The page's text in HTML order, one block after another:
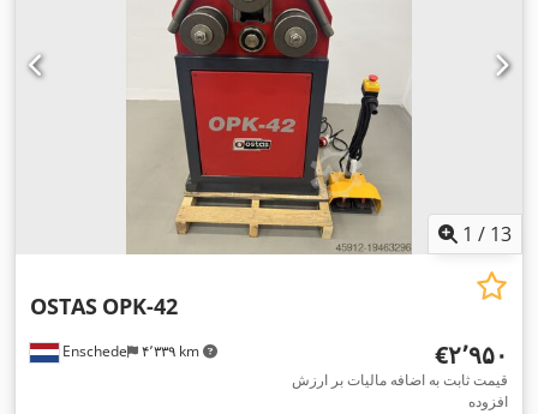
1 / 13
Enschede ۴٬۳۳۹ km
OSTAS OPK-42
‎€۲٬۹۵۰
قیمت ثابت به اضافه مالیات بر ارزش
افزوده